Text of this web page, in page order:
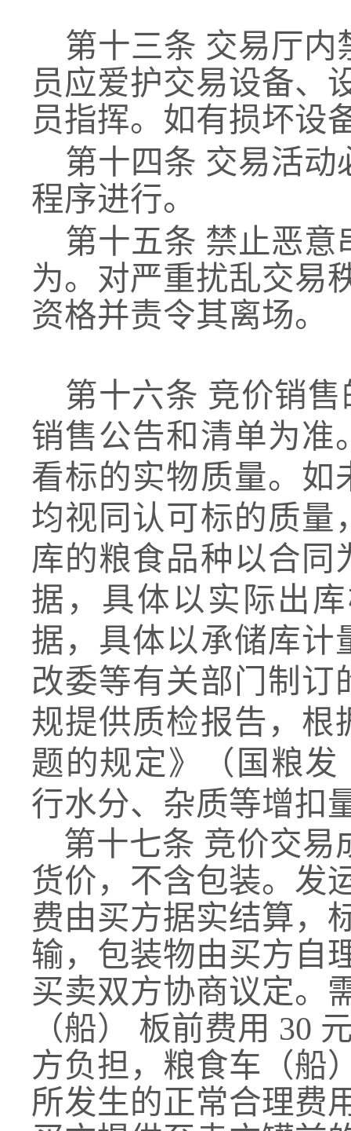
第十三条 交易厅内
员应爱护交易设备、
员指挥。如有损坏设
第十四条 交易活动
程序进行。
第十五条 禁止恶意
为。对严重扰乱交易
资格并责令其离场。
第十六条 竞价销
销售公告和清单为准
看标的实物质量。如
均视同认可标的质量
库的粮食品种以合同
据，具体以实际出
据，具体以承储库计
改委等有关部门制订
规提供质检报告，根
题的规定》（国粮发
行水分、杂质等增扣
第十七条 竞价交易
货价，不含包装。发
费由买方据实结算，
输，包装物由买方自
买卖双方协商议定。
（船）
板前费用 30
方负担，粮食车（船
所发生的正常合理费